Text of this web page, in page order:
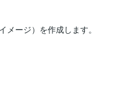
ージ）を作成します。